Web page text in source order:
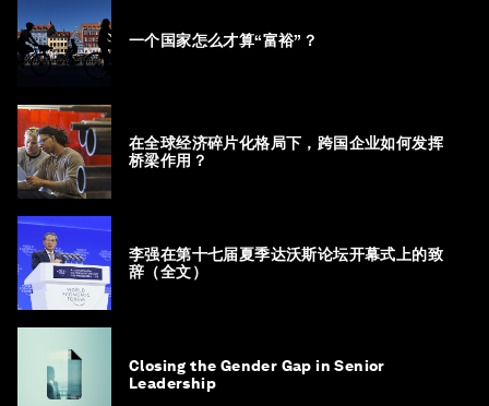
一个国家怎么才算“富裕”？
在全球经济碎片化格局下，跨国企业如何发挥
桥梁作用？
李强在第十七届夏季达沃斯论坛开幕式上的致
辞（全文）
Closing the Gender Gap in Senior
Leadership